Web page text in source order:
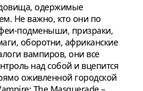
одержимые
Не важно, кто они по
подменыши, призраки,
оборотни, африканские
вампиров, они все
над собой и вцепится
оживленной городской